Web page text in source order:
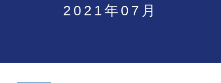
2021年07月